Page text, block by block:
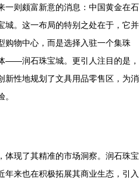
一则颇富新意的消息：中国黄金在石
城。这一布局的特别之处在于，它并
购物中心，而是选择入驻一个集珠
——润石珠宝城。更引人注目的是，
新性地规划了文具用品零售区，为消
体现了其精准的市场洞察。润石珠宝
来也在积极拓展其商业生态，引入